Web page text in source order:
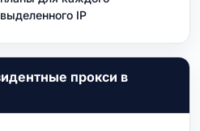
выделенного IP
прокси в